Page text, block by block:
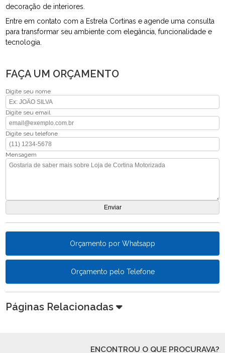
decoração de interiores.
Entre em contato com a Estrela Cortinas e agende uma consulta
para transformar seu ambiente com elegância, funcionalidade e
tecnologia.
FAÇA UM ORÇAMENTO
Digite seu nome
Digite seu email
Digite seu telefone
Mensagem
Orçamento por Whatsapp
Orçamento pelo Telefone
Páginas Relacionadas
ENCONTROU O QUE PROCURAVA?